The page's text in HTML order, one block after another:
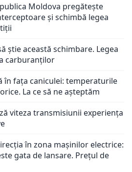
Moldova pregătește
și schimbă legea
știe această schimbare. Legea
carburanților
în fața caniculei: temperaturile
La ce să ne așteptăm
viteza transmisiunii experiența
în zona mașinilor electrice:
gata de lansare. Prețul de